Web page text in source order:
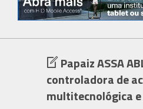
Papaiz ASSA
controladora de
multitecnológica